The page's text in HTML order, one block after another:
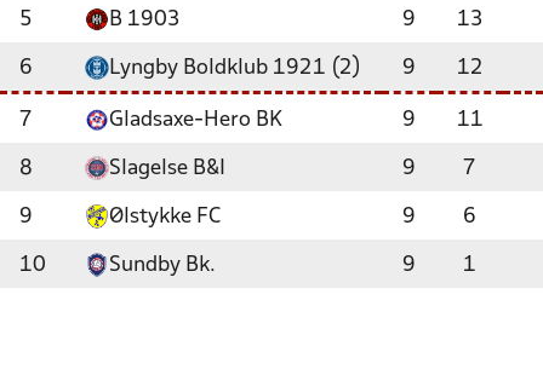
5 B 1903 9 13
6 Lyngby Boldklub 1921 (2) 9 12
7 Gladsaxe-Hero BK 9 11
8 Slagelse B&I 9 7
9 Ølstykke FC 9 6
10 Sundby Bk. 9 1